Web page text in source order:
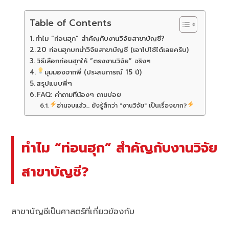
Table of Contents
ทำไม “ท่อนฮุก” สำคัญกับงานวิจัยสาขาบัญชี?
20 ท่อนฮุกบทนำวิจัยสาขาบัญชี (เอาไปใช้ได้เลยครับ)
วิธีเลือกท่อนฮุกให้ “ตรงงานวิจัย” จริงๆ
มุมมองจากพี่ (ประสบการณ์ 15 ปี)
สรุปแบบพี่ๆ
FAQ: คำถามที่น้องๆ ถามบ่อย
อ่านจบแล้ว... ยังรู้สึกว่า "งานวิจัย" เป็นเรื่องยาก?
ทำไม “ท่อนฮุก” สำคัญกับงานวิจัย
สาขาบัญชี?
สาขาบัญชีเป็นศาสตร์ที่เกี่ยวข้องกับ